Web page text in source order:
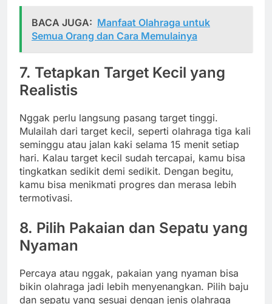
BACA JUGA: Manfaat Olahraga untuk
Semua Orang dan Cara Memulainya
7. Tetapkan Target Kecil yang
Realistis
Nggak perlu langsung pasang target tinggi.
Mulailah dari target kecil, seperti olahraga tiga kali
seminggu atau jalan kaki selama 15 menit setiap
hari. Kalau target kecil sudah tercapai, kamu bisa
tingkatkan sedikit demi sedikit. Dengan begitu,
kamu bisa menikmati progres dan merasa lebih
termotivasi.
8. Pilih Pakaian dan Sepatu yang
Nyaman
Percaya atau nggak, pakaian yang nyaman bisa
bikin olahraga jadi lebih menyenangkan. Pilih baju
dan sepatu yang sesuai dengan jenis olahraga